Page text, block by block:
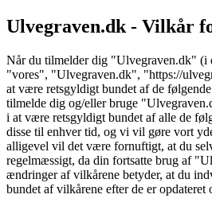
Ulvegraven.dk - Vilkår
Når du tilmelder dig "Ulvegraven.dk"
"vores", "Ulvegraven.dk", "https://
at være retsgyldigt bundet af de
tilmelde dig og/eller bruge
i at være retsgyldigt bundet af alle de
disse til enhver tid, og vi vil gøre vort
alligevel vil det være fornuftigt, at du
regelmæssigt, da din fortsatte brug af
ændringer af vilkårene betyder, at du
bundet af vilkårene efter de er opdateret